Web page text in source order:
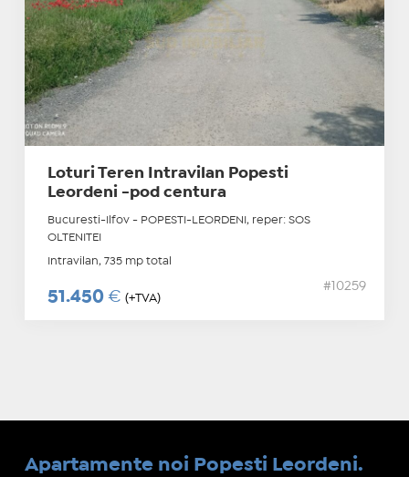
Loturi Teren Intravilan Popesti
Leordeni -pod centura
Bucuresti-Ilfov - POPESTI-LEORDENI, reper: SOS
OLTENITEI
Intravilan, 735 mp total
51.450 € (+TVA)
#10259
Apartamente noi Popesti Leordeni.